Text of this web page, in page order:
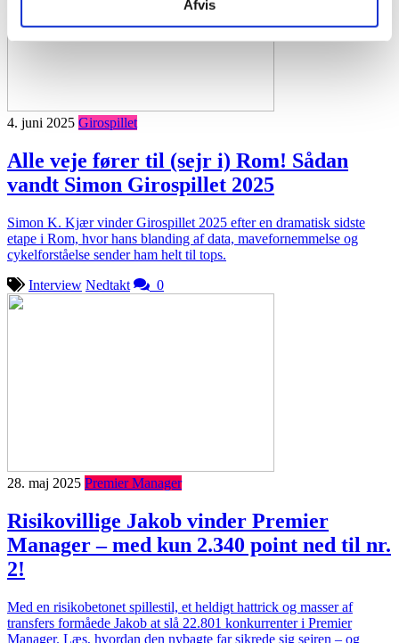
Afvis
4. juni 2025 Girospillet
Alle veje fører til (sejr i) Rom! Sådan
vandt Simon Girospillet 2025
Simon K. Kjær vinder Girospillet 2025 efter en dramatisk sidste
etape i Rom, hvor hans blanding af data, mavefornemmelse og
cykelforståelse sender ham helt til tops.
Interview Nedtakt 0
28. maj 2025 Premier Manager
Risikovillige Jakob vinder Premier
Manager – med kun 2.340 point ned til nr.
2!
Med en risikobetonet spillestil, et heldigt hattrick og masser af
transfers formåede Jakob at slå 22.801 konkurrenter i Premier
Manager. Læs, hvordan den nybagte far sikrede sig sejren – og